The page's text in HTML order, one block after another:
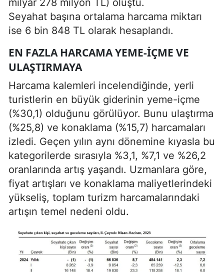
milyar 278 milyon TL) oluştu.
Seyahat başına ortalama harcama miktarı
ise 6 bin 848 TL olarak hesaplandı.
EN FAZLA HARCAMA YEME-İÇME VE
ULAŞTIRMAYA
Harcama kalemleri incelendiğinde, yerli
turistlerin en büyük giderinin yeme-içme
(%30,1) olduğunu görülüyor. Bunu ulaştırma
(%25,8) ve konaklama (%15,7) harcamaları
izledi. Geçen yılın aynı dönemine kıyasla bu
kategorilerde sırasıyla %3,1, %7,1 ve %26,2
oranlarında artış yaşandı. Uzmanlara göre,
fiyat artışları ve konaklama maliyetlerindeki
yükseliş, toplam turizm harcamalarındaki
artışın temel nedeni oldu.